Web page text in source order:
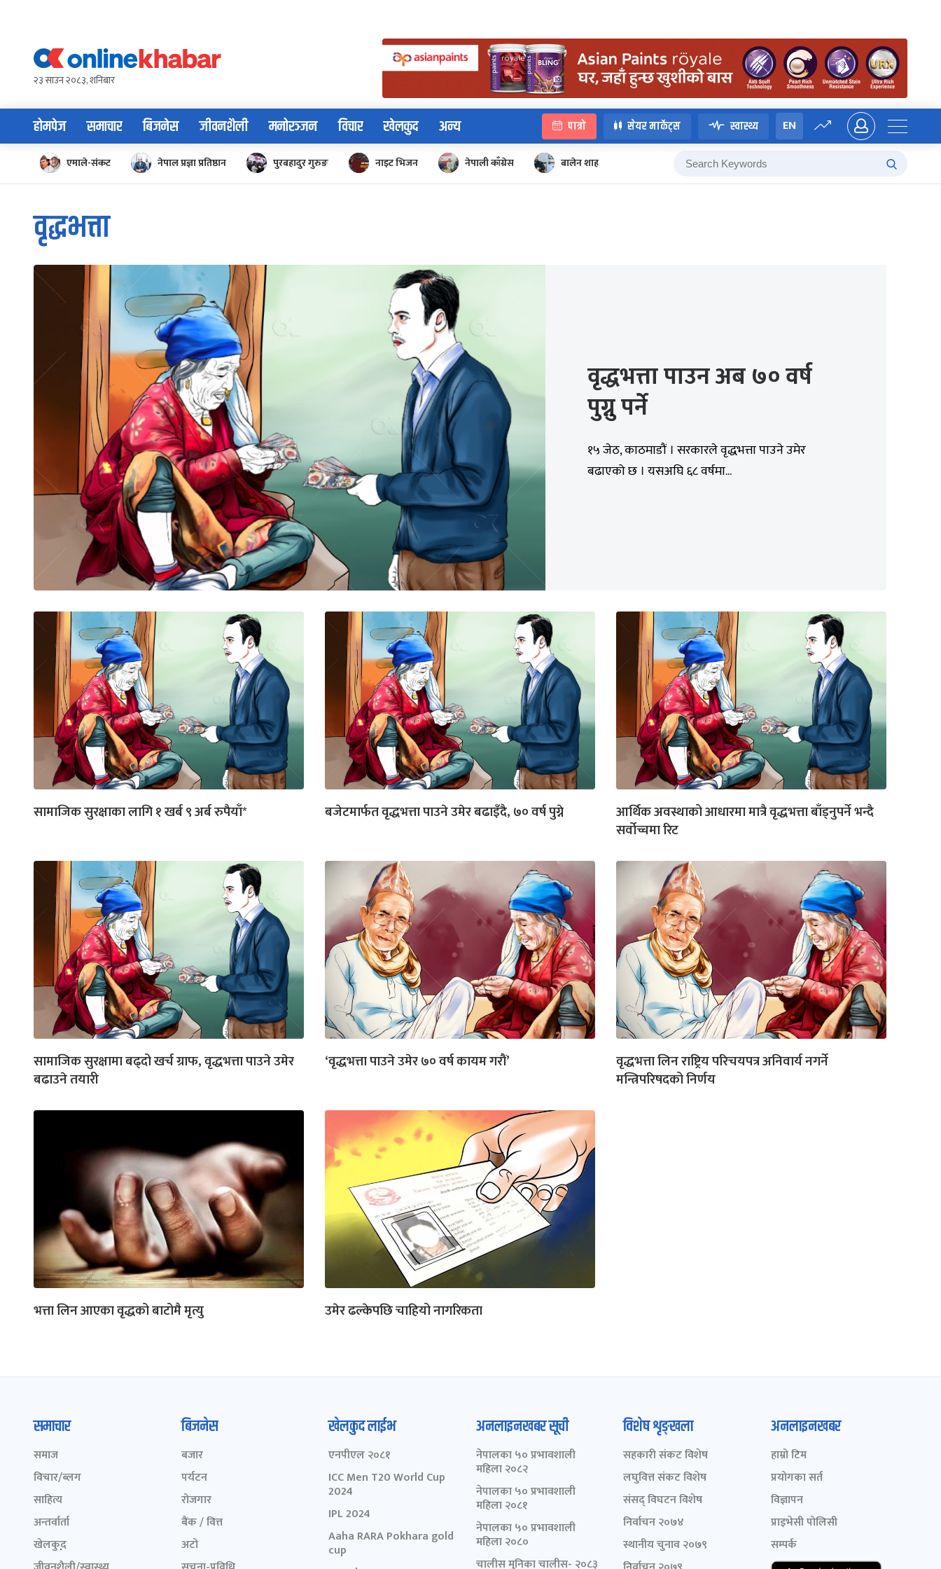
content२३ साउन २०८३, शनिबार
होमपेज समाचार बिजनेस जीवनशैली मनोरञ्जन विचार खेलकुद अन्य पात्रो सेयर मार्केट्स स्वास्थ्य EN
एमाले-संकट नेपाल प्रज्ञा प्रतिष्ठान पुरबहादुर गुरुङ नाइट भिजन नेपाली काँग्रेस बालेन शाह
वृद्धभत्ता
वृद्धभत्ता पाउन अब ७० वर्ष
पुग्नु पर्ने
१५ जेठ, काठमाडौं । सरकारले वृद्धभत्ता पाउने उमेर
बढाएको छ । यसअघि ६८ वर्षमा...
सामाजिक सुरक्षाका लागि १ खर्ब ९ अर्ब रुपैयाँ* बजेटमार्फत वृद्धभत्ता पाउने उमेर बढाइँदै, ७० वर्ष पुग्ने
आर्थिक अवस्थाको आधारमा मात्रै वृद्धभत्ता बाँड्नुपर्ने भन्दै
सर्वोच्चमा रिट
सामाजिक सुरक्षामा बढ्दो खर्च ग्राफ, वृद्धभत्ता पाउने उमेर
बढाउने तयारी
‘वृद्धभत्ता पाउने उमेर ७० वर्ष कायम गरौं’
वृद्धभत्ता लिन राष्ट्रिय परिचयपत्र अनिवार्य नगर्ने
मन्त्रिपरिषदको निर्णय
भत्ता लिन आएका वृद्धको बाटोमै मृत्यु उमेर ढल्केपछि चाहियो नागरिकता
समाचार
समाज
विचार/ब्लग
साहित्य
अन्तर्वार्ता
खेलकुद़़
बिजनेस
बजार
पर्यटन
रोजगार
बैंक / वित्त
अटो
खेलकुद लाईभ
एनपीएल २०८१
ICC Men T20 World Cup
2024
IPL 2024
Aaha RARA Pokhara gold
cup
अनलाइनखबर सूची
नेपालका ५० प्रभावशाली
महिला २०८२
नेपालका ५० प्रभावशाली
महिला २०८१
नेपालका ५० प्रभावशाली
महिला २०८०
चालीस मुनिका चालीस- २०८३
विशेष शृङ्खला
सहकारी संकट विशेष
लघुवित्त संकट विशेष
संसद् विघटन विशेष
निर्वाचन २०७४
स्थानीय चुनाव २०७९
अनलाइनखबर
हाम्रो टिम
प्रयोगका सर्त
विज्ञापन
प्राइभेसी पोलिसी
सम्पर्क